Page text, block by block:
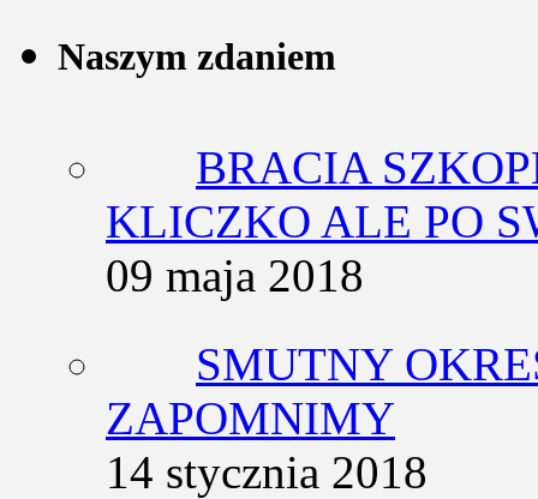
Naszym zdaniem
BRACIA
KLICZKO ALE PO
09 maja 2018
SMUTNY
ZAPOMNIMY
14 stycznia 2018